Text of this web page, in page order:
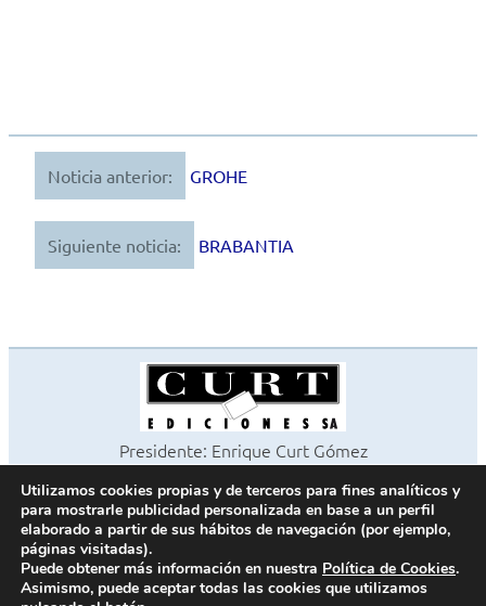
Navegación
de
entradas
Noticia anterior: GROHE
Siguiente noticia: BRABANTIA
Presidente: Enrique Curt Gómez
©2026 Revista Cocinas y Baños
Todos los derechos reservados
Paseo de Gracia, 63. 1º 2ª. 08008 Barcelona -
Fax 933 183 505
Utilizamos cookies propias y de terceros para fines analíticos y
para mostrarle publicidad personalizada en base a un perfil
elaborado a partir de sus hábitos de navegación (por ejemplo,
páginas visitadas).
Puede obtener más información en nuestra Política de Cookies.
Asimismo, puede aceptar todas las cookies que utilizamos